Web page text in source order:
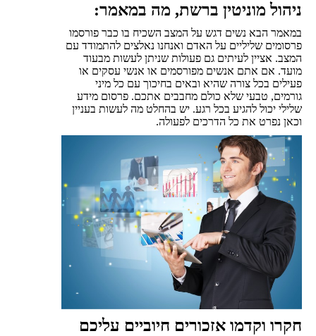
ניהול מוניטין ברשת, מה במאמר:
במאמר הבא נשים דגש על המצב השכיח בו כבר פורסמו
פרסומים שליליים על האדם ואנחנו נאלצים להתמודד עם
המצב. אציין לעיתים גם פעולות שניתן לעשות מבעוד
מועד. אם אתם אנשים מפורסמים או אנשי עסקים או
פעילים בכל צורה שהיא ובאים בחיכוך עם כל מיני
גורמים, טבעי שלא כולם מחבבים אתכם. פרסום מידע
שלילי יכול להגיע בכל רגע. יש בהחלט מה לעשות בעניין
וכאן נפרט את כל הדרכים לפעולה.
חקרו וקדמו אזכורים חיוביים עליכם